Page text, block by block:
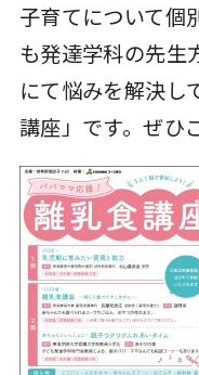
子育てについて個
も発達学科の先生
にて悩みを解決し
講座」です。ぜひ